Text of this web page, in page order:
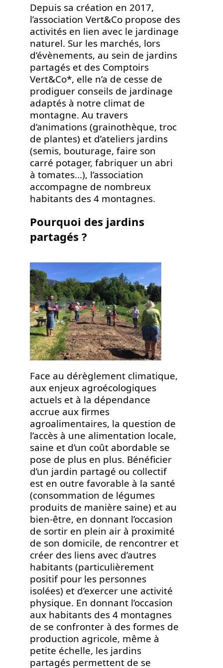
Depuis sa création en 2017,
l’association Vert&Co propose des
activités en lien avec le jardinage
naturel. Sur les marchés, lors
d’évènements, au sein de jardins
partagés et des Comptoirs
Vert&Co*, elle n’a de cesse de
prodiguer conseils de jardinage
adaptés à notre climat de
montagne. Au travers
d’animations (grainothèque, troc
de plantes) et d’ateliers jardins
(semis, bouturage, faire son
carré potager, fabriquer un abri
à tomates…), l’association
accompagne de nombreux
habitants des 4 montagnes.
Pourquoi des jardins
partagés ?
Face au dérèglement climatique,
aux enjeux agroécologiques
actuels et à la dépendance
accrue aux firmes
agroalimentaires, la question de
l’accès à une alimentation locale,
saine et d’un coût abordable se
pose de plus en plus. Bénéficier
d’un jardin partagé ou collectif
est en outre favorable à la santé
(consommation de légumes
produits de manière saine) et au
bien-être, en donnant l’occasion
de sortir en plein air à proximité
de son domicile, de rencontrer et
créer des liens avec d’autres
habitants (particulièrement
positif pour les personnes
isolées) et d’exercer une activité
physique. En donnant l’occasion
aux habitants des 4 montagnes
de se confronter à des formes de
production agricole, même à
petite échelle, les jardins
partagés permettent de se